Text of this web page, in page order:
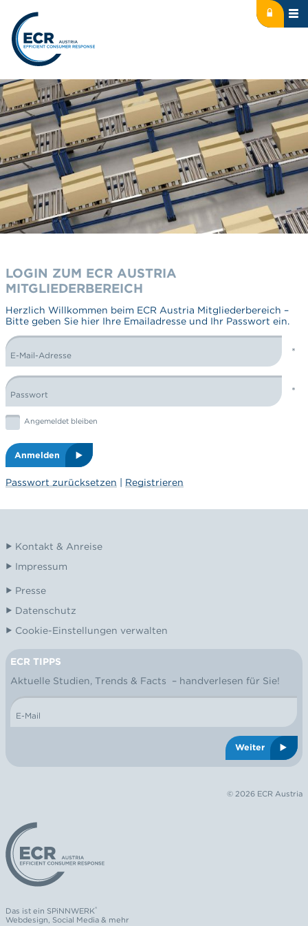
Logo: ECR Austria Icon:
LOGIN ZUM ECR AUSTRIA
MITGLIEDERBEREICH
Herzlich Willkommen beim ECR Austria Mitgliederbereich –
Bitte geben Sie hier Ihre Emailadresse und Ihr Passwort ein.
LOGIN FORM
E-Mail-Adresse
Passwort
Graphic: checkbox
Angemeldet bleiben
Anmelden
Passwort zurücksetzen| Registrieren
Kontakt & Anreise
Impressum
Presse
Datenschutz
Cookie-Einstellungen verwalten
NEWSLETTER
ECR TIPPS
Aktuelle Studien, Trends & Facts – handverlesen für Sie!
E-Mail
Weiter
© 2026 ECR Austria
Logo: ECR Austria
Das ist ein SPiNNWERK®
Webdesign, Social Media& mehr